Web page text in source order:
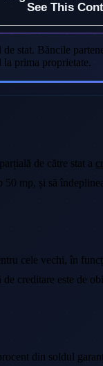
stat. Băncile
prima proprietate.
de către stat a
mp, și să
cele vechi, în
creditare este de
din soldul